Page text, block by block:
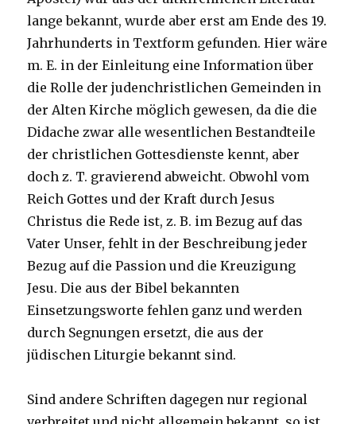
lange bekannt, wurde aber erst am Ende des 19.
Jahrhunderts in Textform gefunden. Hier wäre
m. E. in der Einleitung eine Information über
die Rolle der judenchristlichen Gemeinden in
der Alten Kirche möglich gewesen, da die die
Didache zwar alle wesentlichen Bestandteile
der christlichen Gottesdienste kennt, aber
doch z. T. gravierend abweicht. Obwohl vom
Reich Gottes und der Kraft durch Jesus
Christus die Rede ist, z. B. im Bezug auf das
Vater Unser, fehlt in der Beschreibung jeder
Bezug auf die Passion und die Kreuzigung
Jesu. Die aus der Bibel bekannten
Einsetzungsworte fehlen ganz und werden
durch Segnungen ersetzt, die aus der
jüdischen Liturgie bekannt sind.
Sind andere Schriften dagegen nur regional